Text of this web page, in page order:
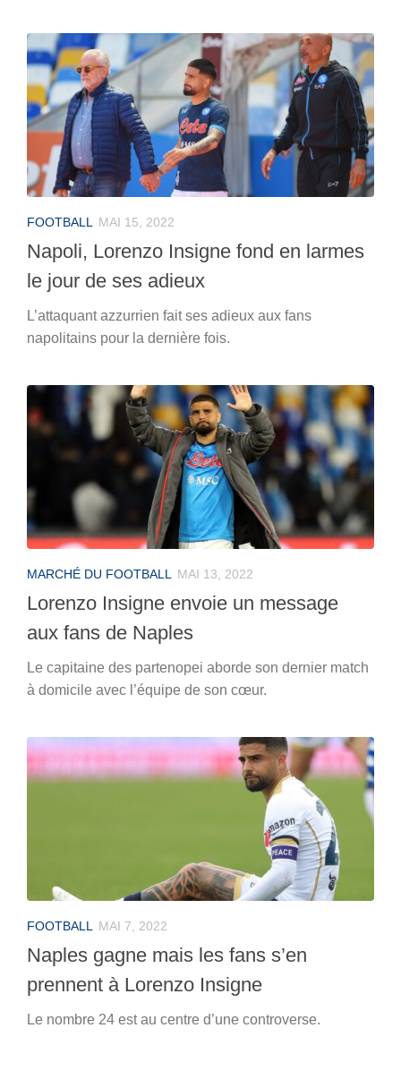
FOOTBALL MAI 15, 2022
Napoli, Lorenzo Insigne fond en larmes
le jour de ses adieux
L’attaquant azzurrien fait ses adieux aux fans
napolitains pour la dernière fois.
MARCHÉ DU FOOTBALL MAI 13, 2022
Lorenzo Insigne envoie un message
aux fans de Naples
Le capitaine des partenopei aborde son dernier match
à domicile avec l’équipe de son cœur.
FOOTBALL MAI 7, 2022
Naples gagne mais les fans s’en
prennent à Lorenzo Insigne
Le nombre 24 est au centre d’une controverse.